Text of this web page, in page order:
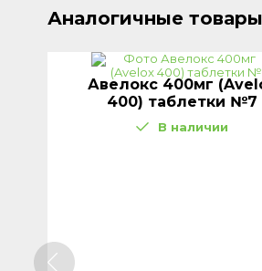
Аналогичные
Авелокс 400мг
400) таблетки №7
В наличии